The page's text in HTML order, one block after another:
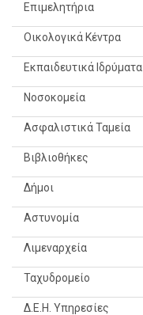
Επιμελητήρια
Οικολογικά Κέντρα
Εκπαιδευτικά Ιδρύματα
Νοσοκομεία
Ασφαλιστικά Ταμεία
Βιβλιοθήκες
Δήμοι
Αστυνομία
Λιμεναρχεία
Ταχυδρομείο
Δ.Ε.Η. Υπηρεσίες